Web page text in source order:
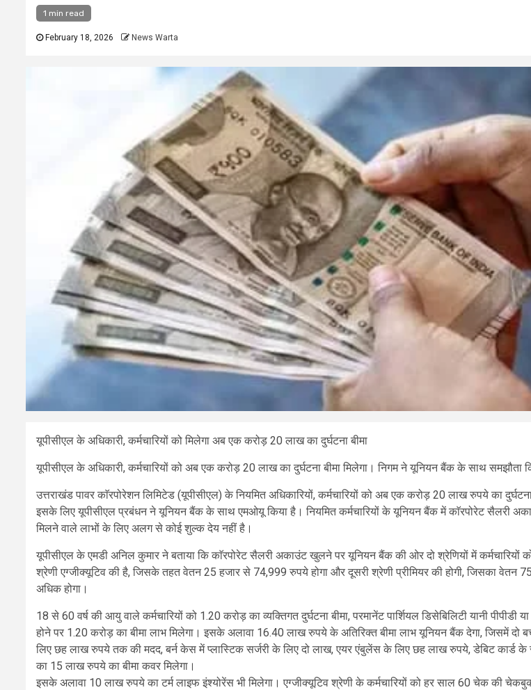
1 min read
February 18, 2026 News Warta
यूपीसीएल के अधिकारी, कर्मचारियों को मिलेगा अब एक करोड़ 20 लाख का दुर्घटना बीमा
यूपीसीएल के अधिकारी, कर्मचारियों को अब एक करोड़ 20 लाख का दुर्घटना बीमा मिलेगा। निगम ने यूनियन बैंक के साथ समझौता
उत्तराखंड पावर काॅरपोरेशन लिमिटेड (यूपीसीएल) के नियमित अधिकारियों, कर्मचारियों को अब एक करोड़ 20 लाख रुपये का
इसके लिए यूपीसीएल प्रबंधन ने यूनियन बैंक के साथ एमओयू किया है। नियमित कर्मचारियों के यूनियन बैंक में काॅरपोरेट सैलरी
मिलने वाले लाभों के लिए अलग से कोई शुल्क देय नहीं है।
यूपीसीएल के एमडी अनिल कुमार ने बताया कि काॅरपोरेट सैलरी अकाउंट खुलने पर यूनियन बैंक की ओर दो श्रेणियों में कर्मचारियों
श्रेणी एग्जीक्यूटिव की है, जिसके तहत वेतन 25 हजार से 74,999 रुपये होगा और दूसरी श्रेणी प्रीमियर की होगी, जिसका वेतन
अधिक होगा।
18 से 60 वर्ष की आयु वाले कर्मचारियों को 1.20 करोड़ का व्यक्तिगत दुर्घटना बीमा, परमानेंट पार्शियल डिसेबिलिटी यानी पीपीडी
होने पर 1.20 करोड़ का बीमा लाभ मिलेगा। इसके अलावा 16.40 लाख रुपये के अतिरिक्त बीमा लाभ यूनियन बैंक देगा, जिसमें दो
लिए छह लाख रुपये तक की मदद, बर्न केस में प्लास्टिक सर्जरी के लिए दो लाख, एयर एंबुलेंस के लिए छह लाख रुपये, डेबिट कार्ड
का 15 लाख रुपये का बीमा कवर मिलेगा।
इसके अलावा 10 लाख रुपये का टर्म लाइफ इंश्योरेंस भी मिलेगा। एग्जीक्यूटिव श्रेणी के कर्मचारियों को हर साल 60 चेक की